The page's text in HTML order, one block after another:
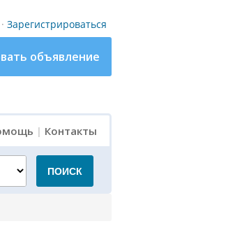
· Зарегистрироваться
объявление
| Контакты
ПОИСК